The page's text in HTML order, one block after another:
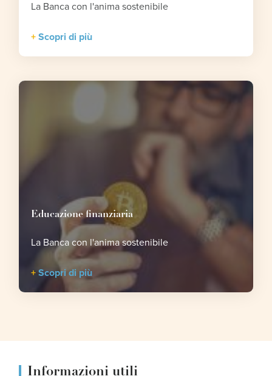
La Banca con l'anima sostenibile
Scopri di più
Educazione finanziaria
La Banca con l'anima sostenibile
Scopri di più
Informazioni utili